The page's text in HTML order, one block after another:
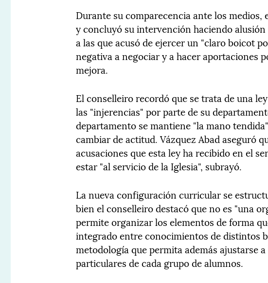
Durante su comparecencia ante los
y concluyó su intervención haciendo
a las que acusó de ejercer un "claro boicot
negativa a negociar y a hacer aportaciones
mejora.
El conselleiro recordó que se trata de una
las "injerencias" por parte de su
departamento se mantiene "la mano
cambiar de actitud. Vázquez Abad aseguró
acusaciones que esta ley ha recibido en el
estar "al servicio de la Iglesia", subrayó.
La nueva configuración curricular se
bien el conselleiro destacó que no es "una
permite organizar los elementos de forma
integrado entre conocimientos de distintos
metodología que permita además ajustarse
particulares de cada grupo de alumnos.